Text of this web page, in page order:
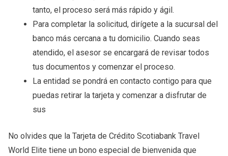
tanto, el proceso será más rápido y ágil.
Para completar la solicitud, dirígete a la sucursal del
banco más cercana a tu domicilio. Cuando seas
atendido, el asesor se encargará de revisar todos
tus documentos y comenzar el proceso.
La entidad se pondrá en contacto contigo para que
puedas retirar la tarjeta y comenzar a disfrutar de
sus
No olvides que la Tarjeta de Crédito Scotiabank Travel
World Elite tiene un bono especial de bienvenida que